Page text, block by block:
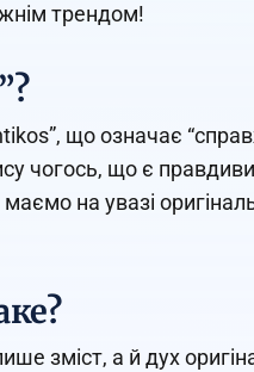
трендом!
що означає
чогось, що є
на увазі
зміст, а й дух